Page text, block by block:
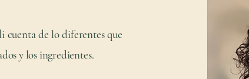
cuenta de lo diferentes que
y los ingredientes.